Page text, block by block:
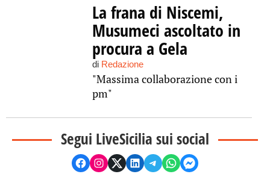
La frana di Niscemi,
Musumeci ascoltato in
procura a Gela
di Redazione
"Massima collaborazione con i
pm"
Segui LiveSicilia sui social